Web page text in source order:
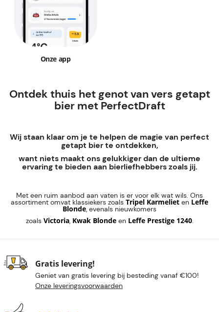
Onze app
Ontdek thuis het genot van vers getapt
bier met PerfectDraft
Wij staan klaar om je te helpen de magie van perfect
getapt bier te ontdekken,
want niets maakt ons gelukkiger dan de ultieme
ervaring te bieden aan bierliefhebbers zoals jij.
Met een ruim aanbod aan vaten is er voor elk wat wils. Ons
assortiment omvat klassiekers zoals Tripel Karmeliet en Leffe
Blonde, evenals nieuwkomers
zoals Victoria, Kwak Blondeen Leffe Prestige 1240.
Gratis levering!
Geniet van gratis levering bij besteding vanaf €100!
Onze leveringsvoorwaarden